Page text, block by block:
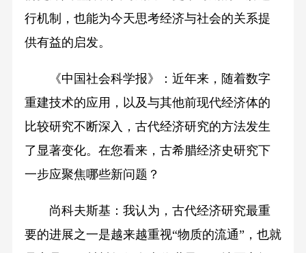
行机制，也能为今天思考经济与社会的关系提
供有益的启发。
《中国社会科学报》：近年来，随着数字
重建技术的应用，以及与其他前现代经济体的
比较研究不断深入，古代经济研究的方法发生
了显著变化。在您看来，古希腊经济史研究下
一步应聚焦哪些新问题？
尚科夫斯基：我认为，古代经济研究最重
要的进展之一是越来越重视“物质的流通”，也就